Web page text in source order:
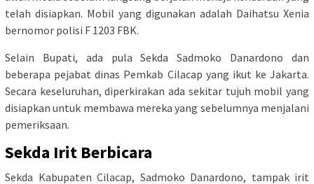
telah disiapkan. Mobil yang digunakan adalah Daihatsu Xenia
bernomor polisi F 1203 FBK.
Selain Bupati, ada pula Sekda Sadmoko Danardono dan
beberapa pejabat dinas Pemkab Cilacap yang ikut ke Jakarta.
Secara keseluruhan, diperkirakan ada sekitar tujuh mobil yang
disiapkan untuk membawa mereka yang sebelumnya menjalani
pemeriksaan.
Sekda Irit Berbicara
Sekda Kabupaten Cilacap, Sadmoko Danardono, tampak irit